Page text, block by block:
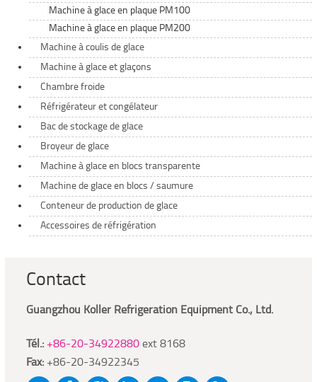
Machine à glace en plaque PM100
Machine à glace en plaque PM200
Machine à coulis de glace
Machine à glace et glaçons
Chambre froide
Réfrigérateur et congélateur
Bac de stockage de glace
Broyeur de glace
Machine à glace en blocs transparente
Machine de glace en blocs / saumure
Conteneur de production de glace
Accessoires de réfrigération
Contact
Guangzhou Koller Refrigeration Equipment Co., Ltd.
Tél.: +86-20-34922880ext 8168
Fax: +86-20-34922345